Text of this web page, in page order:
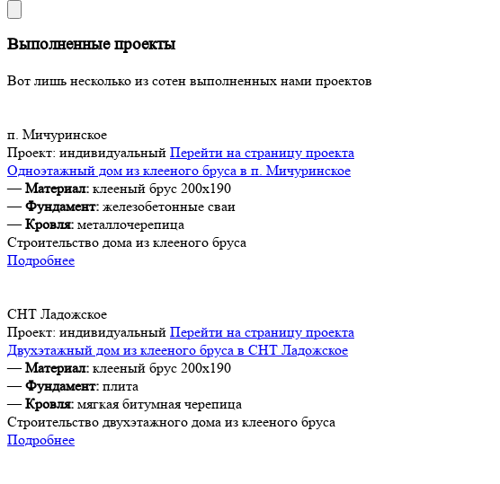
Выполненные проекты
Вот лишь несколько из сотен выполненных нами проектов
п. Мичуринское
Проект: индивидуальный Перейти на страницу проекта
Одноэтажный дом из клееного бруса в п. Мичуринское
—Материал: клееный брус 200х190
—Фундамент: железобетонные сваи
—Кровля: металлочерепица
Строительство дома из клееного бруса
Подробнее
СНТ Ладожское
Проект: индивидуальный Перейти на страницу проекта
Двухэтажный дом из клееного бруса в СНТ Ладожское
—Материал: клееный брус 200х190
—Фундамент: плита
—Кровля: мягкая битумная черепица
Строительство двухэтажного дома из клееного бруса
Подробнее